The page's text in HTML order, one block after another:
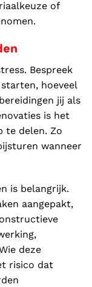
of
Bespreek
hoeveel
jij als
is het
te delen. Zo
wanneer
is belangrijk.
aangepakt,
deze
risico dat